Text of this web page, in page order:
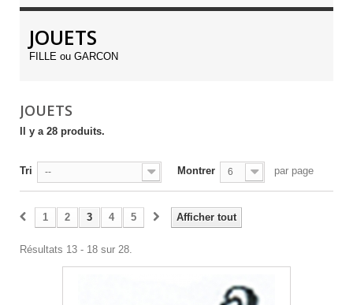
JOUETS
FILLE ou GARCON
JOUETS
Il y a 28 produits.
Tri -- Montrer 6 par page
Afficher tout
1 2 3 4 5
Résultats 13 - 18 sur 28.